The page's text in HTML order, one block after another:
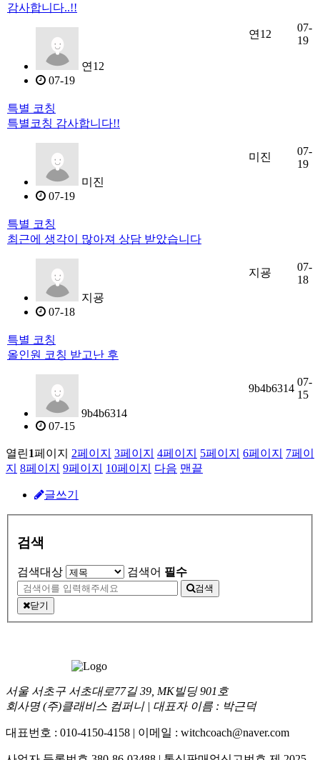
감사합니다..!!
연12
07-19
연12
07-
19
특별 코칭
특별코칭 감사합니다!!
미진
07-19
미진
07-
19
특별 코칭
최근에 생각이 많아져 상담 받았습니다
지굥
07-18
지굥
07-
18
특별 코칭
올인원 코칭 받고난 후
9b4b6314
07-15
9b4b6314
07-
15
열린1페이지 2페이지 3페이지 4페이지 5페이지 6페이지 7페이
지 8페이지 9페이지 10페이지 다음 맨끝
글쓰기
검색
검색대상 검색어 필수
검색
닫기
서울 서초구 서초대로77길 39, MK빌딩 901호
회사명 (주)클래비스 컴퍼니 | 대표자 이름 : 박근덕
대표번호 : 010-4150-4158 | 이메일 : witchcoach@naver.com